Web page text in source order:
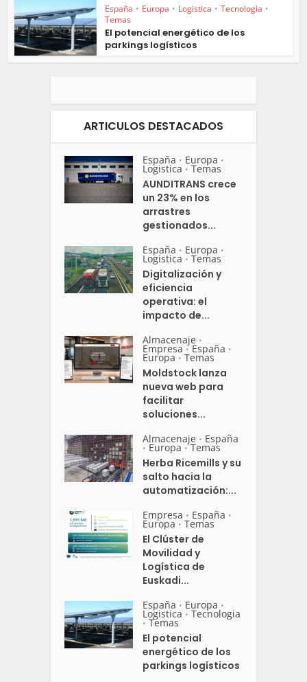
España • Europa • Logistica • Tecnologia •
Temas
El potencial energético de los
parkings logísticos
ARTICULOS DESTACADOS
España • Europa •
Logistica • Temas
AUNDITRANS crece
un 23% en los
arrastres
gestionados...
España • Europa •
Logistica • Temas
Digitalización y
eficiencia
operativa: el
impacto de...
Almacenaje •
Empresa • España •
Europa • Temas
Moldstock lanza
nueva web para
facilitar
soluciones...
Almacenaje • España
• Europa • Temas
Herba Ricemills y su
salto hacia la
automatización:...
Empresa • España •
Europa • Temas
El Clúster de
Movilidad y
Logística de
Euskadi...
España • Europa •
Logistica • Tecnologia
• Temas
El potencial
energético de los
parkings logísticos